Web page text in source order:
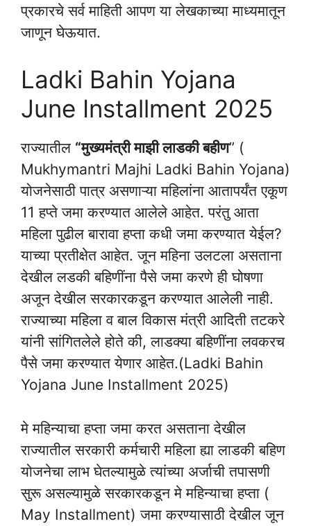
प्रकारचे सर्व माहिती आपण या लेखकाच्या माध्यमातून
जाणून घेऊयात.
Ladki Bahin Yojana
June Installment 2025
राज्यातील “मुख्यमंत्री माझी लाडकी बहीण” (
Mukhymantri Majhi Ladki Bahin Yojana)
योजनेसाठी पात्र असणाऱ्या महिलांना आतापर्यंत एकूण
11 हप्ते जमा करण्यात आलेले आहेत. परंतु आता
महिला पुढील बारावा हप्ता कधी जमा करण्यात येईल?
याच्या प्रतीक्षेत आहेत. जून महिना उलटला असताना
देखील लडकी बहिणींना पैसे जमा करणे ही घोषणा
अजून देखील सरकारकडून करण्यात आलेली नाही.
राज्याच्या महिला व बाल विकास मंत्री आदिती तटकरे
यांनी सांगितलेले होते की, लाडक्या बहिणींना लवकरच
पैसे जमा करण्यात येणार आहेत.(Ladki Bahin
Yojana June Installment 2025)
मे महिन्याचा हप्ता जमा करत असताना देखील
राज्यातील सरकारी कर्मचारी महिला ह्या लाडकी बहिण
योजनेचा लाभ घेतल्यामुळे त्यांच्या अर्जाची तपासणी
सुरू असल्यामुळे सरकारकडून मे महिन्याचा हप्ता (
May Installment) जमा करण्यासाठी देखील जून